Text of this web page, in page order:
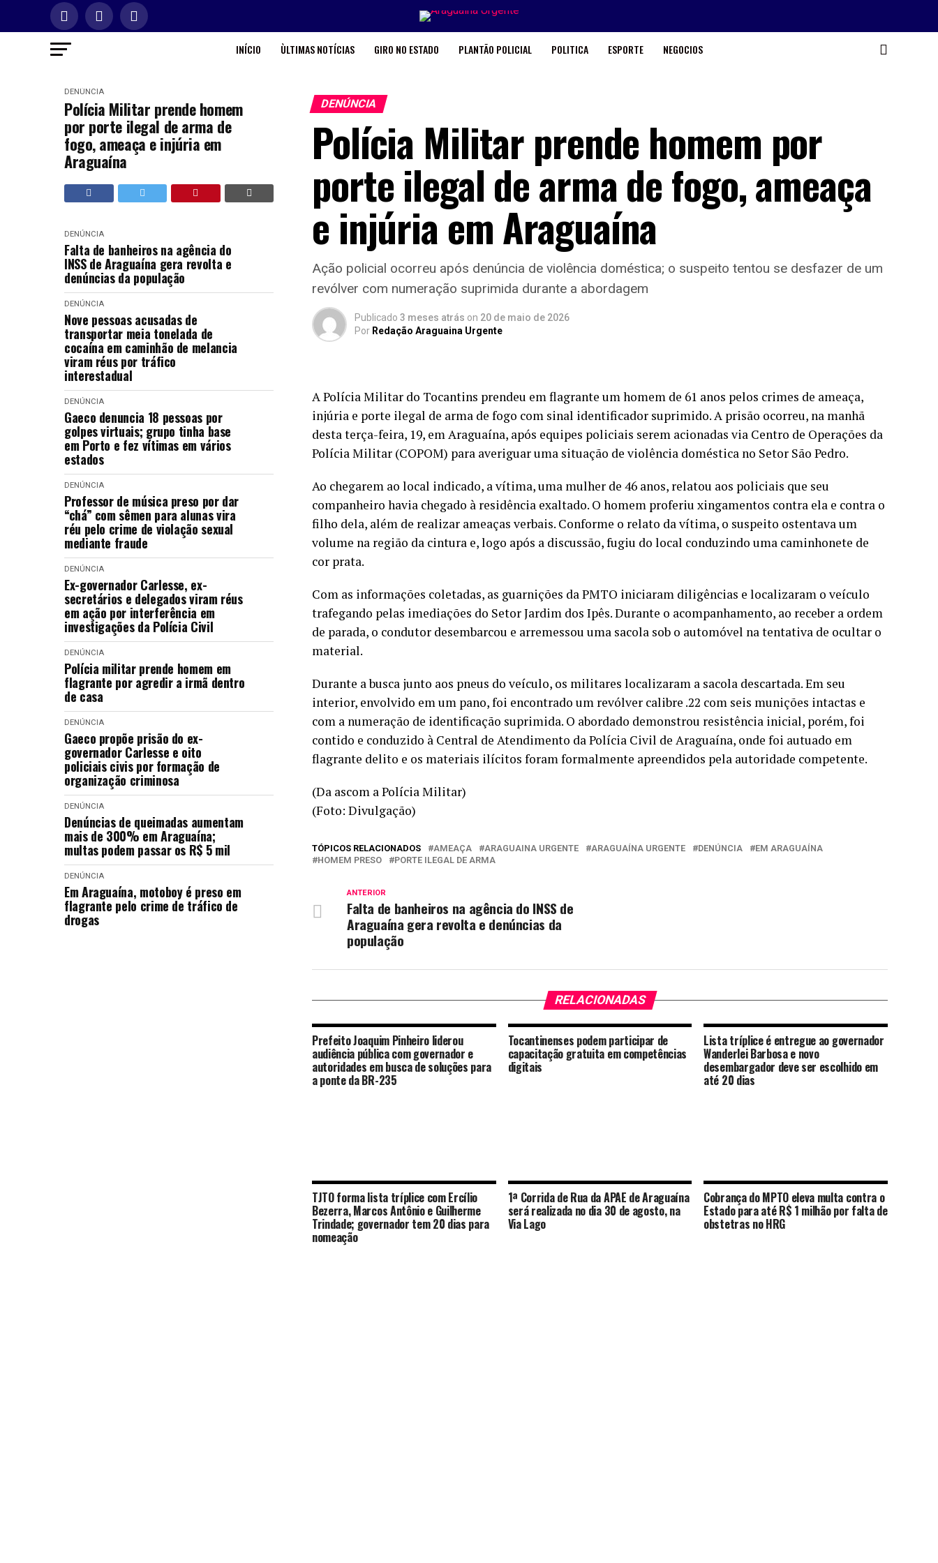
INÍCIO ÙLTIMAS NOTÍCIAS GIRO NO ESTADO PLANTÃO POLICIAL POLITICA ESPORTE NEGOCIOS
DENÚNCIA
Polícia Militar prende homem
por porte ilegal de arma de
fogo, ameaça e injúria em
Araguaína
DENÚNCIA
Falta de banheiros na agência do
INSS de Araguaína gera revolta e
denúncias da população
DENÚNCIA
Nove pessoas acusadas de
transportar meia tonelada de
cocaína em caminhão de melancia
viram réus por tráfico
interestadual
DENÚNCIA
Gaeco denuncia 18 pessoas por
golpes virtuais; grupo tinha base
em Porto e fez vítimas em vários
estados
DENÚNCIA
Professor de música preso por dar
“chá” com sêmen para alunas vira
réu pelo crime de violação sexual
mediante fraude
DENÚNCIA
Ex-governador Carlesse, ex-
secretários e delegados viram réus
em ação por interferência em
investigações da Polícia Civil
DENÚNCIA
Polícia militar prende homem em
flagrante por agredir a irmã dentro
de casa
DENÚNCIA
Gaeco propõe prisão do ex-
governador Carlesse e oito
policiais civis por formação de
organização criminosa
DENÚNCIA
Denúncias de queimadas aumentam
mais de 300% em Araguaína;
multas podem passar os R$ 5 mil
DENÚNCIA
Em Araguaína, motoboy é preso em
flagrante pelo crime de tráfico de
drogas
DENÚNCIA
Polícia Militar prende homem por
porte ilegal de arma de fogo, ameaça
e injúria em Araguaína
Ação policial ocorreu após denúncia de violência doméstica; o suspeito tentou se desfazer de um
revólver com numeração suprimida durante a abordagem
Publicado 3 meses atrás on 20 de maio de 2026
Por Redação Araguaina Urgente
A Polícia Militar do Tocantins prendeu em flagrante um homem de 61 anos pelos crimes de ameaça,
injúria e porte ilegal de arma de fogo com sinal identificador suprimido. A prisão ocorreu, na manhã
desta terça-feira, 19, em Araguaína, após equipes policiais serem acionadas via Centro de Operações da
Polícia Militar (COPOM) para averiguar uma situação de violência doméstica no Setor São Pedro.
Ao chegarem ao local indicado, a vítima, uma mulher de 46 anos, relatou aos policiais que seu
companheiro havia chegado à residência exaltado. O homem proferiu xingamentos contra ela e contra o
filho dela, além de realizar ameaças verbais. Conforme o relato da vítima, o suspeito ostentava um
volume na região da cintura e, logo após a discussão, fugiu do local conduzindo uma caminhonete de
cor prata.
Com as informações coletadas, as guarnições da PMTO iniciaram diligências e localizaram o veículo
trafegando pelas imediações do Setor Jardim dos Ipês. Durante o acompanhamento, ao receber a ordem
de parada, o condutor desembarcou e arremessou uma sacola sob o automóvel na tentativa de ocultar o
material.
Durante a busca junto aos pneus do veículo, os militares localizaram a sacola descartada. Em seu
interior, envolvido em um pano, foi encontrado um revólver calibre .22 com seis munições intactas e
com a numeração de identificação suprimida. O abordado demonstrou resistência inicial, porém, foi
contido e conduzido à Central de Atendimento da Polícia Civil de Araguaína, onde foi autuado em
flagrante delito e os materiais ilícitos foram formalmente apreendidos pela autoridade competente.
(Da ascom a Polícia Militar)
(Foto: Divulgação)
TÓPICOS RELACIONADOS AMEAÇA ARAGUAINA URGENTE ARAGUAÍNA URGENTE DENÚNCIA
EM ARAGUAÍNA
HOMEM PRESO
PORTE ILEGAL DE ARMA
ANTERIOR
Falta de banheiros na agência do INSS de
Araguaína gera revolta e denúncias da
população
RELACIONADAS
Prefeito Joaquim Pinheiro liderou
audiência pública com governador e
autoridades em busca de soluções para
a ponte da BR-235
Tocantinenses podem participar de
capacitação gratuita em competências
digitais
Lista tríplice é entregue ao governador
Wanderlei Barbosa e novo
desembargador deve ser escolhido em
até 20 dias
TJTO forma lista tríplice com Ercílio
Bezerra, Marcos Antônio e Guilherme
Trindade; governador tem 20 dias para
nomeação
1ª Corrida de Rua da APAE de Araguaína
será realizada no dia 30 de agosto, na
Via Lago
Cobrança do MPTO eleva multa contra o
Estado para até R$ 1 milhão por falta de
obstetras no HRG